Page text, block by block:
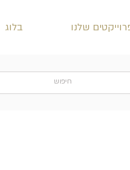
שלנו בלוג